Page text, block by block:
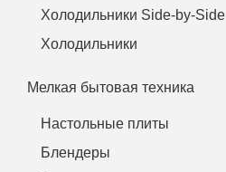
Холодильники Side-by-Side
Холодильники
Мелкая бытовая техника
Настольные плиты
Блендеры